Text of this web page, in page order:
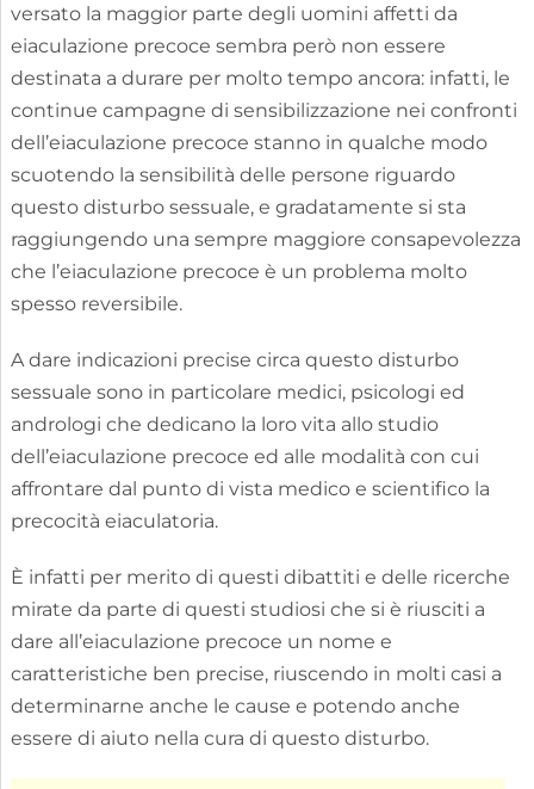
versato la maggior parte degli uomini affetti da
eiaculazione precoce sembra però non essere
destinata a durare per molto tempo ancora: infatti, le
continue campagne di sensibilizzazione nei confronti
dell’eiaculazione precoce stanno in qualche modo
scuotendo la sensibilità delle persone riguardo
questo disturbo sessuale, e gradatamente si sta
raggiungendo una sempre maggiore consapevolezza
che l’eiaculazione precoce è un problema molto
spesso reversibile.
A dare indicazioni precise circa questo disturbo
sessuale sono in particolare medici, psicologi ed
andrologi che dedicano la loro vita allo studio
dell’eiaculazione precoce ed alle modalità con cui
affrontare dal punto di vista medico e scientifico la
precocità eiaculatoria.
È infatti per merito di questi dibattiti e delle ricerche
mirate da parte di questi studiosi che si è riusciti a
dare all’eiaculazione precoce un nome e
caratteristiche ben precise, riuscendo in molti casi a
determinarne anche le cause e potendo anche
essere di aiuto nella cura di questo disturbo.